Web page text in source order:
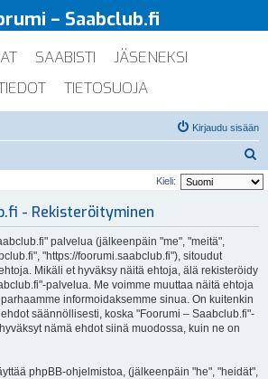
– Saabclub.fi
SAABISTI
JÄSENEKSI
TIETOSUOJA
Kirjaudu sisään
t
Kieli:
- Rekisteröityminen
palvelua (jälkeenpäin "me", "meitä",
"https://foorumi.saabclub.fi"), sitoudut
Mikäli et hyväksy näitä ehtoja, älä rekisteröidy
palvelua. Me voimme muuttaa näitä ehtoja
informoidaksemme sinua. On kuitenkin
säännöllisesti, koska "Foorumi – Saabclub.fi"-
nämä ehdot siinä muodossa, kuin ne on
phpBB-ohjelmistoa, (jälkeenpäin "he", "heidät",